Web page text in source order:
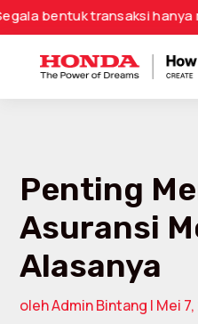
transaksi hanya melalui
Penting
Asuransi
Alasanya
olehAdmin Bintang | Mei 7,